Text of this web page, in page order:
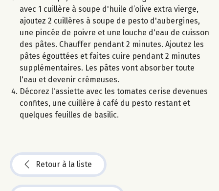
avec 1 cuillère à soupe d'huile d’olive extra vierge,
ajoutez 2 cuillères à soupe de pesto d'aubergines,
une pincée de poivre et une louche d'eau de cuisson
des pâtes. Chauffer pendant 2 minutes. Ajoutez les
pâtes égouttées et faites cuire pendant 2 minutes
supplémentaires. Les pâtes vont absorber toute
l'eau et devenir crémeuses.
Décorez l'assiette avec les tomates cerise devenues
confites, une cuillère à café du pesto restant et
quelques feuilles de basilic.
Retour à la liste